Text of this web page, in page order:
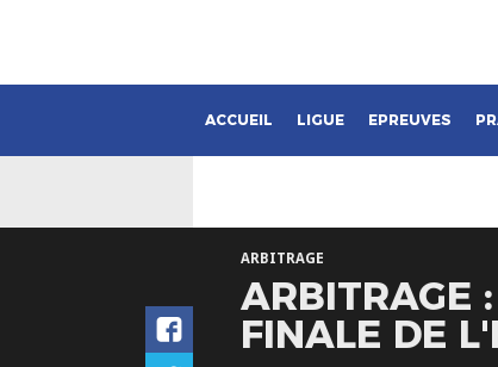
ACCUEIL LIGUE EPREUVES
ARBITRAGE
ARBITRAGE
FINALE DE